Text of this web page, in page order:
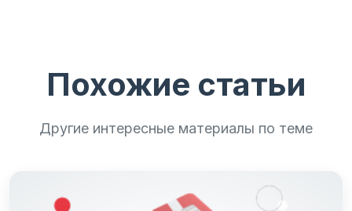
Похожие статьи
Другие интересные материалы по теме